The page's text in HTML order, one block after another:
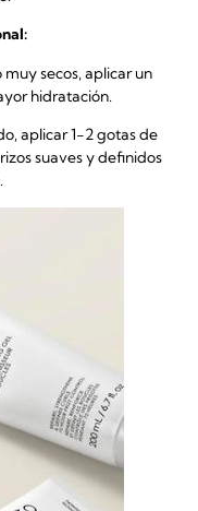
muy secos, aplicar un
hidratación.
aplicar 1-2 gotas de
suaves y definidos